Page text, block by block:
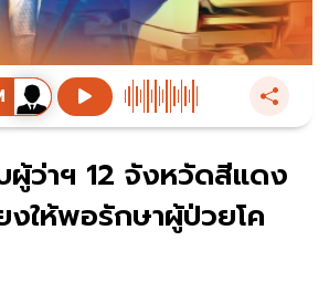
ผู้ว่าฯ 12 จังหวัดสีแดง
งให้พอรักษาผู้ป่วยโค